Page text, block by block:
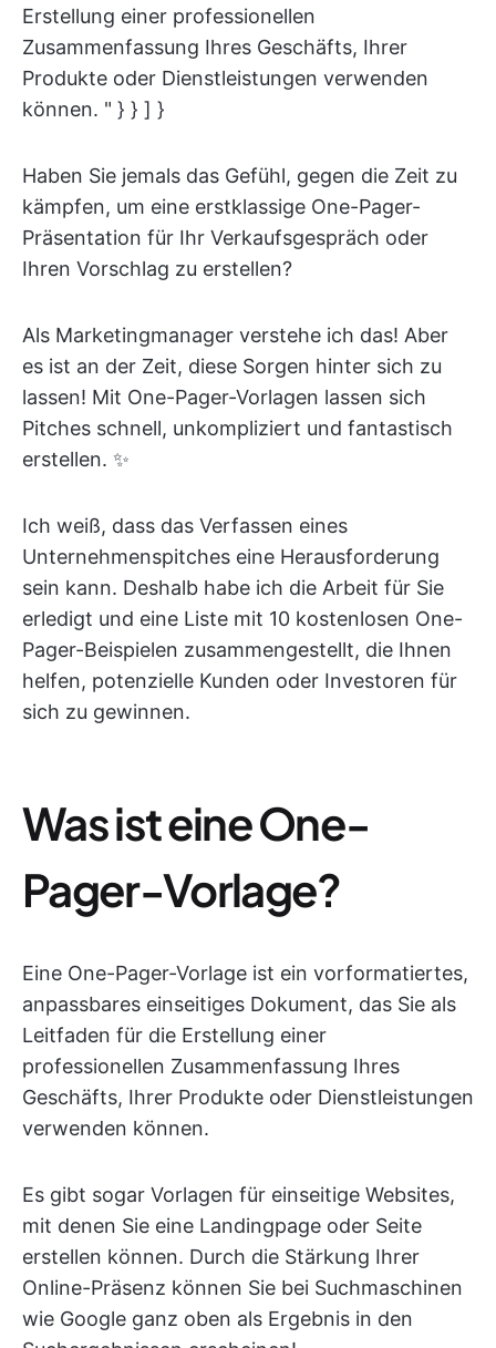
Erstellung einer professionellen
Zusammenfassung Ihres Geschäfts, Ihrer
Produkte oder Dienstleistungen verwenden
können. " } } ] }
Haben Sie jemals das Gefühl, gegen die Zeit zu
kämpfen, um eine erstklassige One-Pager-
Präsentation für Ihr Verkaufsgespräch oder
Ihren Vorschlag zu erstellen?
Als Marketingmanager verstehe ich das! Aber
es ist an der Zeit, diese Sorgen hinter sich zu
lassen! Mit One-Pager-Vorlagen lassen sich
Pitches schnell, unkompliziert und fantastisch
erstellen. ✨
Ich weiß, dass das Verfassen eines
Unternehmenspitches eine Herausforderung
sein kann. Deshalb habe ich die Arbeit für Sie
erledigt und eine Liste mit 10 kostenlosen One-
Pager-Beispielen zusammengestellt, die Ihnen
helfen, potenzielle Kunden oder Investoren für
sich zu gewinnen.
Was ist eine One-
Pager-Vorlage?
Eine One-Pager-Vorlage ist ein vorformatiertes,
anpassbares einseitiges Dokument, das Sie als
Leitfaden für die Erstellung einer
professionellen Zusammenfassung Ihres
Geschäfts, Ihrer Produkte oder Dienstleistungen
verwenden können.
Es gibt sogar Vorlagen für einseitige Websites,
mit denen Sie eine Landingpage oder Seite
erstellen können. Durch die Stärkung Ihrer
Online-Präsenz können Sie bei Suchmaschinen
wie Google ganz oben als Ergebnis in den